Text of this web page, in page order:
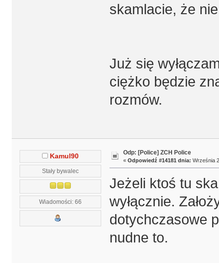
skamlacie, że
Już się
ciężko będzie
rozmów.
Kamul90
Stały bywalec
Wiadomości: 66
Odp: [Police] ZCH Police
« Odpowiedź #14181 dnia: Września
Jeżeli ktoś tu
wyłącznie.
dotychczasowe
nudne to.